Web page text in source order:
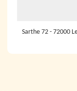
Sarthe 72 - 72000